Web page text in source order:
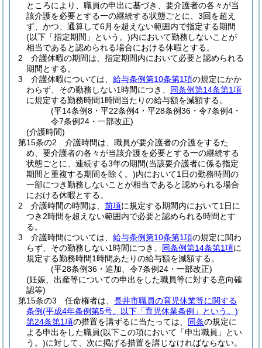
ところにより、職員の申出に基づき、要介護者の各々が当
該介護を必要とする一の継続する状態ごとに、3回を超え
ず、かつ、通算して6月を超えない範囲内で指定する期間
(以下「指定期間」という。)内において勤務しないことが
相当であると認められる場合における休暇とする。
2
介護休暇の期間は、指定期間内において必要と認められる
期間とする。
3
介護休暇については、 給与条例第10条第1項の規定にかか
わらず、その勤務しない1時間につき、 同条例第14条第1項
に規定する勤務時間1時間当たりの給与額を減額する。
(平14条例8・平22条例4・平28条例36・令7条例4・
令7条例24・一部改正)
(介護時間)
第15条の2
介護時間は、職員が要介護者の介護をするた
め、要介護者の各々が当該介護を必要とする一の継続する
状態ごとに、連続する3年の期間(当該要介護者に係る指定
期間と重複する期間を除く。)内において1日の勤務時間の
一部につき勤務しないことが相当であると認められる場合
における休暇とする。
2
介護時間の時間は、 前項に規定する期間内において1日に
つき2時間を超えない範囲内で必要と認められる時間とす
る。
3
介護時間については、 給与条例第10条第1項の規定に関わ
らず、その勤務しない1時間につき、 同条例第14条第1項に
規定する勤務時間1時間あたりの給与額を減額する。
(平28条例36・追加、令7条例24・一部改正)
(妊娠、出産等についての申出をした職員等に対する意向確
認等)
第15条の3
任命権者は、 長井市職員の育児休業等に関する
条例(平成4年条例第5号。以下「育児休業条例」という。)
第24条第1項の措置を講ずるに当たっては、 同条の規定に
よる申出をした職員(以下この項において「申出職員」とい
う。)に対して、次に掲げる措置を講じなければならない。